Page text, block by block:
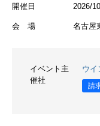
開催日 2026/
会 場 名古屋
イベント主
催社
ウイ
請